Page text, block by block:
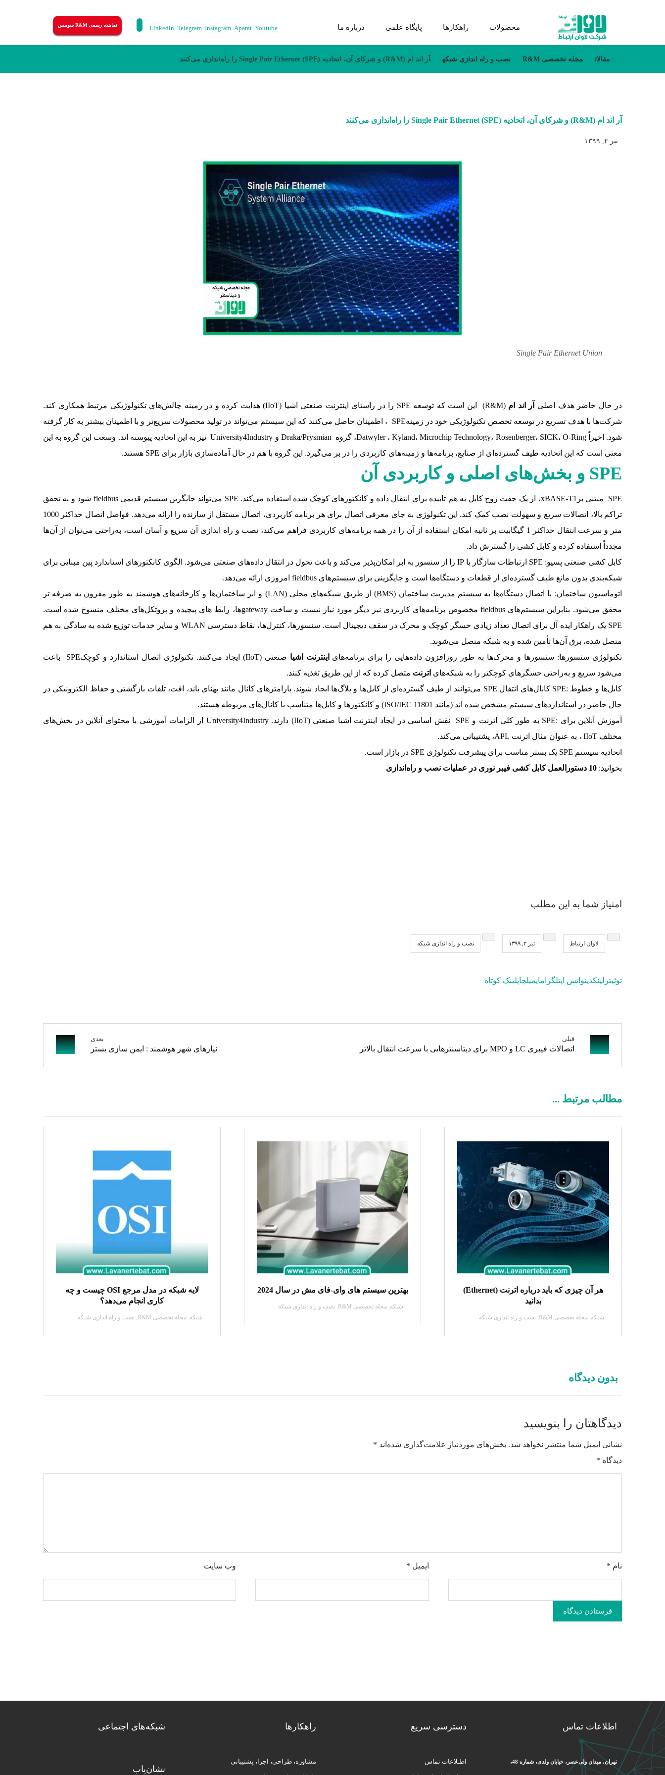
محصولات راهکارها پایگاه علمی درباره ما نماینده رسمی R&M سوییس Linkedin Telegram Instagram Aparat Youtube
مقالات مجله تخصصی R&M نصب و راه اندازی شبکه آر اند ام (R&M) و شرکای آن، اتحادیه (SPE) Single Pair Ethernet را راه‌اندازی می‌کنند
آر اند ام (R&M) و شرکای آن، اتحادیه (SPE) Single Pair Ethernet را راه‌اندازی می‌کنند
تیر ۲, ۱۳۹۹
Single Pair Ethernet Union
در حال حاضر هدف اصلی آر اند ام
(R&M) این است که توسعه SPE را در راستای اینترنت صنعتی اشیا (IIoT) هدایت کرده و در زمینه چالش‌های تکنولوژیکی مرتبط همکاری کند.
شركت‌ها با هدف تسریع در توسعه تخصص تکنولوژیکی خود در زمینهSPE ، اطمینان حاصل می‌كنند كه این سیستم می‌تواند در تولید محصولات سریع‌تر و با اطمینان بیشتر به کار گرفته
شود. اخیراً Datwyler ، Kyland، Microchip Technology، Rosenberger، SICK، O-Ring، گروه Draka/Prysmian و University4Industry نیز به این اتحادیه پیوسته اند. وسعت این گروه به این
معنی است که این اتحادیه طیف گسترده‌ای از صنایع، برنامه‌ها و زمینه‌های کاربردی را در بر می‌گیرد. این گروه با هم در حال آماده‌سازی بازار برای SPE هستند.
SPE و بخش‌های اصلی و کاربردی آن
SPE مبتنی برxBASE-T1، از یک جفت زوج کابل به هم تابیده برای انتقال داده و کانکتورهای کوچک شده استفاده می‌کند. SPE می‌تواند جایگزین سیستم قدیمی fieldbus شود و به تحقق
تراکم بالا، اتصالات سریع و سهولت نصب کمک کند. این تکنولوژی به جای معرفی اتصال برای هر برنامه کاربردی، اتصال مستقل از سازنده را ارائه می‌دهد. فواصل اتصال حداکثر 1000
متر و سرعت انتقال حداکثر 1 گیگابیت بر ثانیه امکان استفاده از آن را در همه برنامه‌های کاربردی فراهم می‌کند، نصب و راه اندازی آن سریع و آسان است، به‌راحتی می‌توان از آن‌ها
مجدداً استفاده کرده و کابل کشی را گسترش داد.
کابل کشی صنعتی پسیو: SPE ارتباطات سازگار با IP را از سنسور به ابر امکان‌پذیر می‌کند و باعث تحول در انتقال داده‌های صنعتی می‌شود. الگوی کانکتورهای استاندارد پین مبنایی برای
شبکه‌بندی بدون مانع طیف گسترده‌ای از قطعات و دستگاه‌ها است و جایگزینی برای سیستم‌های fieldbus امروزی ارائه می‌دهد.
اتوماسیون ساختمان: با اتصال دستگاه‌ها به سیستم مدیریت ساختمان (BMS) از طریق شبکه‌های محلی (LAN) و ابر ساختمان‌ها و کارخانه‌های هوشمند به طور مقرون به صرفه تر
محقق می‌شود. بنابراین سیستم‌های fieldbus مخصوص برنامه‌های کاربردی نیز دیگر مورد نیاز نیست و ساخت gatewayها، رابط های پیچیده و پروتکل‌های مختلف منسوخ شده است.
SPE یک راهکار ایده آل برای اتصال تعداد زیادی حسگر کوچک و محرک در سقف دیجیتال است. سنسورها، کنترل‌ها، نقاط دسترسی WLAN و سایر خدمات توزیع شده به سادگی به هم
متصل شده، برق آن‌ها تأمین شده و به شبکه متصل می‌شوند.
تکنولوژی سنسورها: سنسورها و محرک‌ها به طور روزافزون داده‌هایی را برای برنامه‌های اینترنت اشیا
صنعتی (IIoT) ایجاد می‌کنند. تکنولوژی اتصال استاندارد و کوچکSPE باعث
می‌شود سریع و به‌راحتی حسگرهای کوچکتر را به شبکه‌های اترنت متصل کرده که از این طریق تغذیه کنند.
کابل‌ها و خطوط :SPE کانال‌های انتقال SPE می‌توانند از طیف گسترده‌ای از کابل‌ها و پلاگ‌ها ایجاد شوند. پارامترهای کانال مانند پهنای باند، افت، تلفات بازگشتی و حفاظ الکترونیکی در
حال حاضر در استانداردهای سیستم مشخص شده اند (مانند ISO/IEC 11801) و کانکتورها و کابل‌ها متناسب با کانال‌های مربوطه هستند.
آموزش آنلاین برای :SPE به طور کلی اترنت و SPE نقش اساسی در ایجاد اینترنت اشیا صنعتی (IIoT) دارند. University4Industry از الزامات آموزشی با محتوای آنلاین در بخش‌های
مختلف IIoT ، به عنوان مثال اترنت APL، پشتیبانی می‌کند.
اتحادیه سیستم SPE یک بستر مناسب برای پیشرفت تکنولوژی SPE در بازار است.
بخوانید:
امتیاز شما به این مطلب
لاوان ارتباط تیر ۲, ۱۳۹۹ نصب و راه اندازی شبکه
توئیتر لینکدینواتس اپتلگرامایمیلچاپلینک کوتاه
قبلی
اتصالات فیبری LC و MPO برای دیتاسنترهایی با سرعت انتقال بالاتر
بعدی
نیازهای شهر هوشمند : ایمن سازی بستر
مطالب مرتبط ...
هر آن چیزی که باید درباره اترنت (Ethernet)
بدانید
شبکه مجله تخصصی R&M نصب و راه اندازی شبکه
بهترین سیستم های وای-فای مش در سال 2024
شبکه مجله تخصصی R&M نصب و راه اندازی شبکه
لایه شبکه در مدل مرجع OSI چیست و چه
کاری انجام می‌دهد؟
شبکه ,مجله تخصصی R&M نصب و راه اندازی شبکه
بدون دیدگاه
دیدگاهتان را بنویسید
نشانی ایمیل شما منتشر نخواهد شد. بخش‌های موردنیاز علامت‌گذاری شده‌اند *
دیدگاه *
نام * ایمیل * وب‌ سایت
فرستادن دیدگاه
اطلاعات تماس
تهران، میدان ولی‌عصر، خیابان ولدی، شماره 48،
دسترسی سریع
اطـلاعات تماس
راهکار‌ها
مشاوره، طراحی، اجرا، پشتیبانی
شبکه‌های اجتماعی
نشان‌یاب